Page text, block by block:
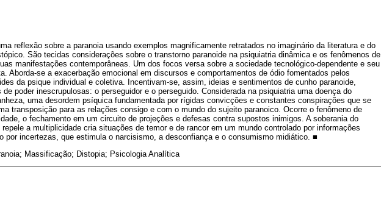
reflexão sobre a paranoia usando exemplos magnificamente retratados no imaginário da literatura e do
São tecidas considerações sobre o transtorno paranoide na psiquiatria dinâmica e os fenômenos de
manifestações contemporâneas. Um dos focos versa sobre a sociedade tecnológico-dependente e seu
Aborda-se a exacerbação emocional em discursos e comportamentos de ódio fomentados pelos
da psique individual e coletiva. Incentivam-se, assim, ideias e sentimentos de cunho paranoide,
poder inescrupulosas: o perseguidor e o perseguido. Considerada na psiquiatria uma doença do
uma desordem psíquica fundamentada por rígidas convicções e constantes conspirações que se
transposição para as relações consigo e com o mundo do sujeito paranoico. Ocorre o fenômeno de
o fechamento em um circuito de projeções e defesas contra supostos inimigos. A soberania do
a multiplicidade cria situações de temor e de rancor em um mundo controlado por informações
por incertezas, que estimula o narcisismo, a desconfiança e o consumismo midiático. ■
Massificação; Distopia; Psicologia Analítica